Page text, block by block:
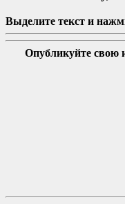
Выделите текст и
Опубликуйте свою